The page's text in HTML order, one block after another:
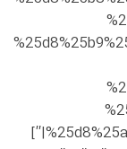
%25d8%25aa%25d8%25b1%2F||target:%20_blank|”]